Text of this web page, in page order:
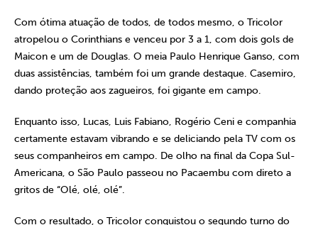
Com ótima atuação de todos, de todos mesmo, o Tricolor
atropelou o Corinthians e venceu por 3 a 1, com dois gols de
Maicon e um de Douglas. O meia Paulo Henrique Ganso, com
duas assistências, também foi um grande destaque. Casemiro,
dando proteção aos zagueiros, foi gigante em campo.
Enquanto isso, Lucas, Luis Fabiano, Rogério Ceni e companhia
certamente estavam vibrando e se deliciando pela TV com os
seus companheiros em campo. De olho na final da Copa Sul-
Americana, o São Paulo passeou no Pacaembu com direto a
gritos de “Olé, olé, olé”.
Com o resultado, o Tricolor conquistou o segundo turno do